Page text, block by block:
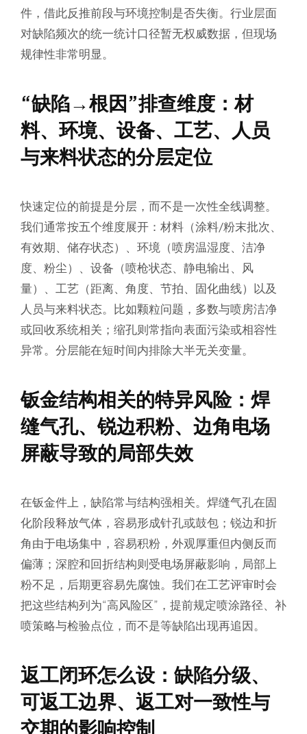
件，借此反推前段与环境控制是否失衡。行业层面
对缺陷频次的统一统计口径暂无权威数据，但现场
规律性非常明显。
“缺陷→根因”排查维度：材
料、环境、设备、工艺、人员
与来料状态的分层定位
快速定位的前提是分层，而不是一次性全线调整。
我们通常按五个维度展开：材料（涂料/粉末批次、
有效期、储存状态）、环境（喷房温湿度、洁净
度、粉尘）、设备（喷枪状态、静电输出、风
量）、工艺（距离、角度、节拍、固化曲线）以及
人员与来料状态。比如颗粒问题，多数与喷房洁净
或回收系统相关；缩孔则常指向表面污染或相容性
异常。分层能在短时间内排除大半无关变量。
钣金结构相关的特异风险：焊
缝气孔、锐边积粉、边角电场
屏蔽导致的局部失效
在钣金件上，缺陷常与结构强相关。焊缝气孔在固
化阶段释放气体，容易形成针孔或鼓包；锐边和折
角由于电场集中，容易积粉，外观厚重但内侧反而
偏薄；深腔和回折结构则受电场屏蔽影响，局部上
粉不足，后期更容易先腐蚀。我们在工艺评审时会
把这些结构列为“高风险区”，提前规定喷涂路径、补
喷策略与检验点位，而不是等缺陷出现再追因。
返工闭环怎么设：缺陷分级、
可返工边界、返工对一致性与
交期的影响控制